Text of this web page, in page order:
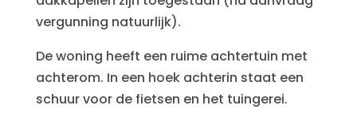
vergunning natuurlijk).
De woning heeft een ruime achtertuin met
achterom. In een hoek achterin staat een
schuur voor de fietsen en het tuingerei.